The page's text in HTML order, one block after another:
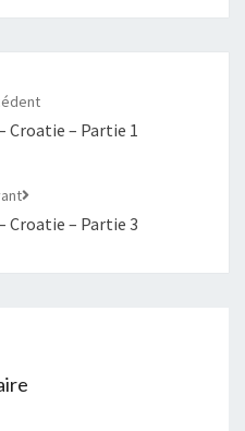
Croatie – Partie 1
Croatie – Partie 3